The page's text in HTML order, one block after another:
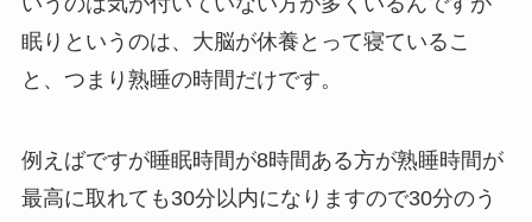
眠りというのは、大脳が休養とって寝ているこ
と、つまり熟睡の時間だけです。
例えばですが睡眠時間が8時間ある方が熟睡時間が
最高に取れても30分以内になりますので30分のう